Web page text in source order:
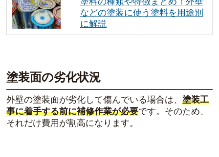
などの塗装に使う塗料を用途別
に解説
塗装面の劣化状況
外壁の塗装面が劣化して傷んでいる場合は、塗装工
事に着手する前に補修作業が必要です。そのため、
それだけ費用が割高になります。